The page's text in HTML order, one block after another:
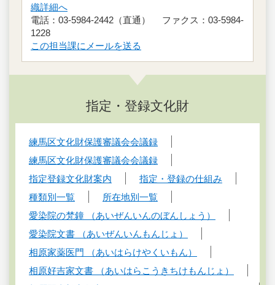
織詳細へ
電話：03-5984-2442（直通） ファクス：03-5984-
1228
この担当課にメールを送る
指定・登録文化財
練馬区文化財保護審議会会議録
練馬区文化財保護審議会会議録
指定登録文化財案内
指定・登録の仕組み
種類別一覧
所在地別一覧
愛染院の梵鐘 （あいぜんいんのぼんしょう）
愛染院文書 （あいぜんいんもんじょ）
相原家薬医門 （あいはらけやくいもん）
相原好吉家文書 （あいはらこうきちけもんじょ）